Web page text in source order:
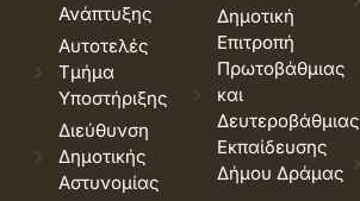
Ανάπτυξης
Αυτοτελές
Τμήμα
Υποστήριξης
Διεύθυνση
Δημοτικής
Αστυνομίας
Δημοτική
Επιτροπή
Πρωτοβάθμιας
και
Δευτεροβάθμιας
Εκπαίδευσης
Δήμου Δράμας